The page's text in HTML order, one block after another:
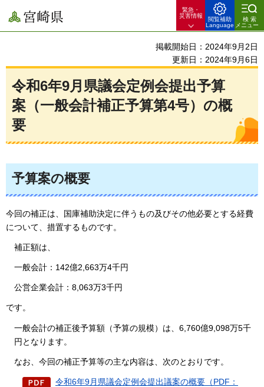
宮崎県
緊急・
災害情報
閲覧補助
Language
検索
メニュー
掲載開始日：2024年9月2日
更新日：2024年9月6日
令和6年9月県議会定例会提出予算
案（一般会計補正予算第4号）の概
要
予算案の概要
今回の補正は、国庫補助決定に伴うもの及びその他必要とする経費
について、措置するものです。
補正額は、
一般会計：142億2,663万4千円
公営企業会計：8,063万3千円
です。
一般会計の補正後予算額（予算の規模）は、6,760億9,098万5千
円となります。
なお、今回の補正予算等の主な内容は、次のとおりです。
令和6年9月県議会定例会提出議案の概要（PDF：